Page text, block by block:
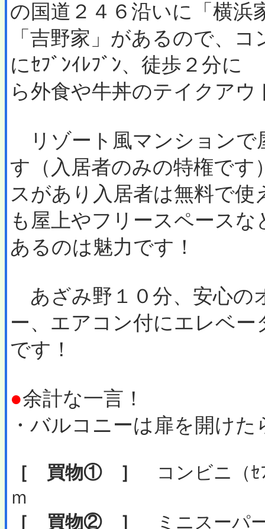
の国道２４６沿いに「横浜
「吉野家」があるので、
にｾﾌﾞﾝｲﾚﾌﾞﾝ、徒歩２分
ら外食や牛丼のテイクア
リゾート風マンションで
す（入居者のみの特権です
スがあり入居者は無料で
も屋上やフリースペース
あるのは魅力です！
あざみ野１０分、安心の
ー、エアコン付にエレベ
です！
●余計な一言！
・バルコニーは扉を開け
［ 買物① ］
コンビニ（ｾ
ｍ
［ 買物② ］
ミニスーパ